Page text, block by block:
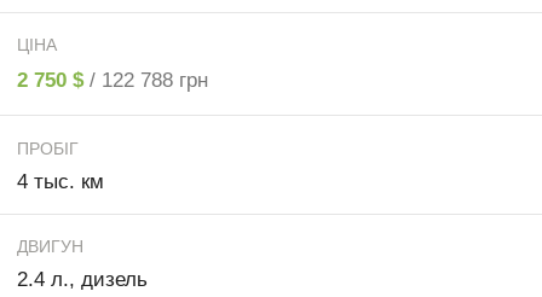
ЦІНА
2 750 $ / 122 788 грн
ПРОБІГ
4 тыс. км
ДВИГУН
2.4 л., дизель